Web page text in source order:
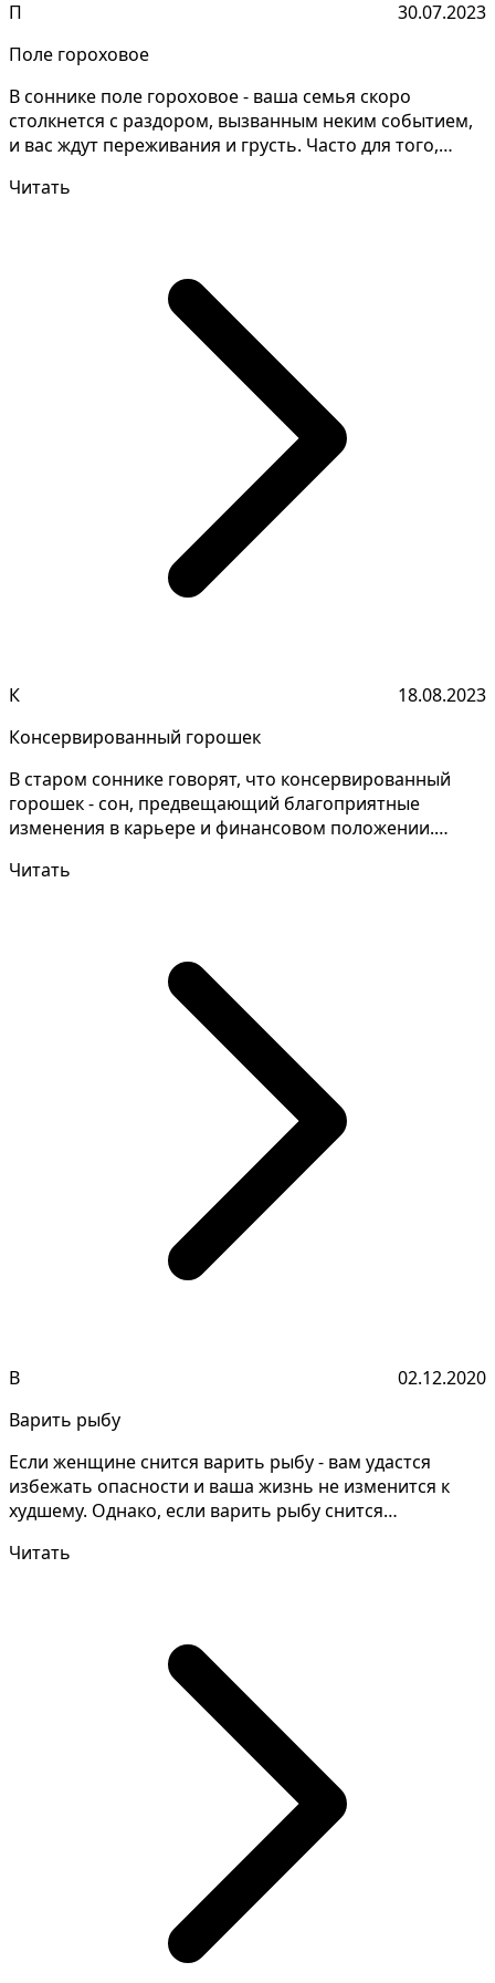
П
30.07.2023
Поле гороховое
В соннике поле гороховое - ваша семья скоро
столкнется с раздором, вызванным неким событием,
и вас ждут переживания и грусть. Часто для того,
Читать
К
18.08.2023
Консервированный горошек
В старом соннике говорят, что консервированный
горошек - сон, предвещающий благоприятные
изменения в карьере и финансовом положении.
Читать
В
02.12.2020
Варить рыбу
Если женщине снится варить рыбу - вам удастся
избежать опасности и ваша жизнь не изменится к
худшему. Однако, если варить рыбу снится
Читать